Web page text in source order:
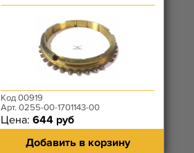
Код 00919
Арт. 0255-00-1701143-00
Цена: 644 руб
Добавить в корзину